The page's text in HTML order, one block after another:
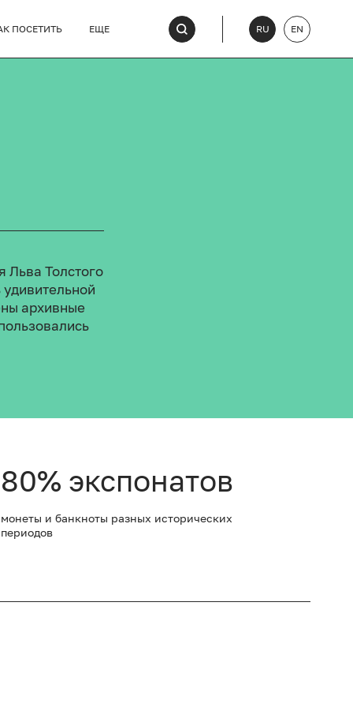
ПОСЕТИТЬ ЕЩЕ RU EN
Льва Толстого
архивные
80% экспонатов
монеты и банкноты разных исторических
периодов